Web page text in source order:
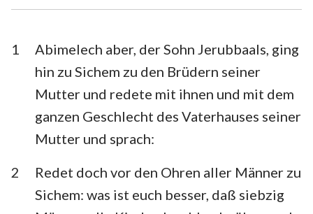
Esra Nehemia
Esther Hiob
Psalm Sprüche
Jesaja
Klagelieder Hesekiel
Daniel Hosea
1
Abimelech aber, der Sohn Jerubbaals, ging
hin zu Sichem zu den Brüdern seiner
Mutter und redete mit ihnen und mit dem
ganzen Geschlecht des Vaterhauses seiner
Mutter und sprach:
2
Redet doch vor den Ohren aller Männer zu
Sichem: was ist euch besser, daß siebzig